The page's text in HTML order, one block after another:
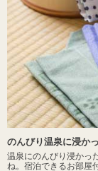
のんびり温泉に浸か
温泉にのんびり浸かっ
ね。宿泊できるお部屋